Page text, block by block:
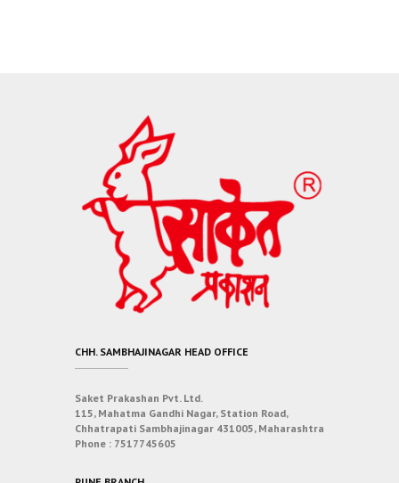
CHH. SAMBHAJINAGAR HEAD OFFICE
Saket Prakashan Pvt. Ltd.
115, Mahatma Gandhi Nagar, Station Road,
Chhatrapati Sambhajinagar 431005, Maharashtra
Phone : 7517745605